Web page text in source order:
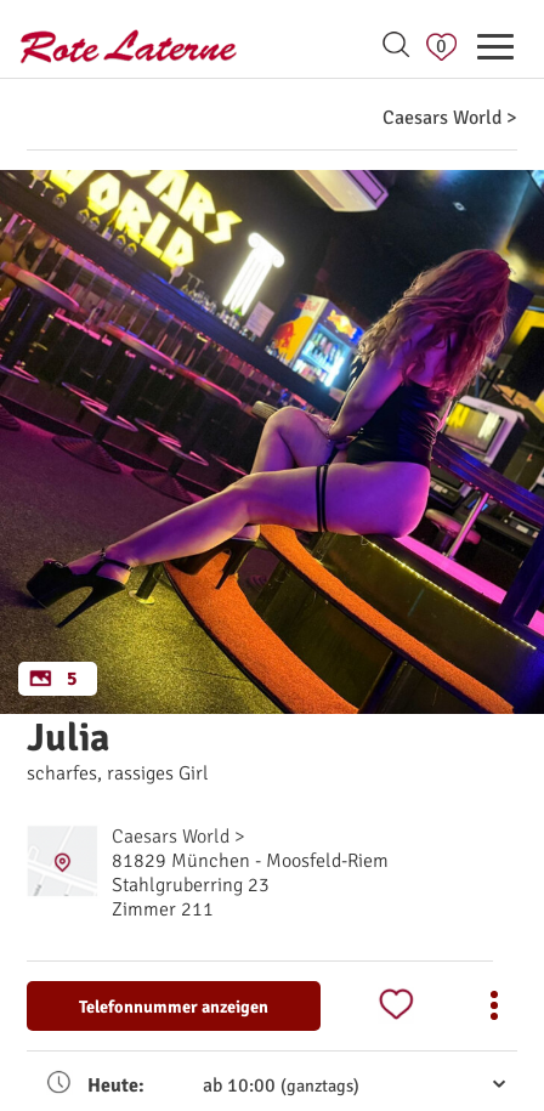
0
Caesars World >
5
Julia
scharfes, rassiges Girl
Caesars World >
81829 München - Moosfeld-Riem
Stahlgruberring 23
Zimmer 211
Telefonnummer anzeigen
Heute: ab 10:00 (ganztags)